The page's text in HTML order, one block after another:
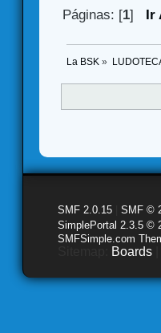
Páginas: [1] Ir
La BSK »
SMF 2.0.15 SMF ©
SimplePortal 2.3.5 ©
SMFSimple.com
Boards